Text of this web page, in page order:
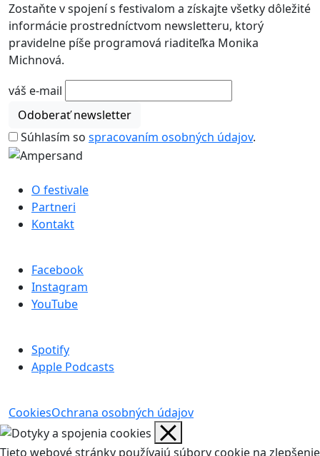
Zostaňte v spojení s festivalom a získajte všetky dôležité
informácie prostredníctvom newsletteru, ktorý
pravidelne píše programová riaditeľka Monika
Michnová.
váš e-mail
Odoberať newsletter
Súhlasím so spracovaním osobných údajov.
O festivale
Partneri
Kontakt
Facebook
Instagram
YouTube
Spotify
Apple Podcasts
CookiesOchrana osobných údajov
Tieto webové stránky používajú súbory cookie na zlepšenie